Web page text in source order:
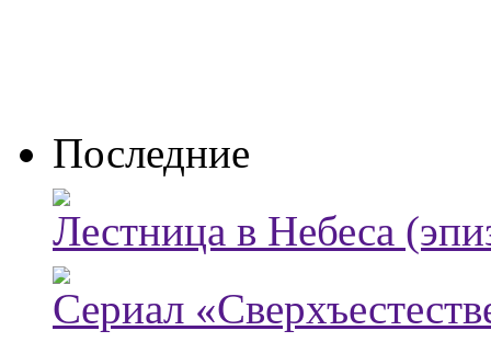
Последние
Лестница в Небеса
Сериал